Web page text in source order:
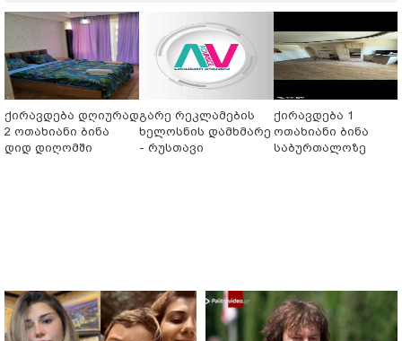
ქირავდება დღიურად
2 ოთახიანი ბინა
დიდ დიღომში
გარე რეკლამების
ხელოსნის დამხმარე
- რუსთავი
ქირავდება 1
ოთახიანი ბინა
საბურთალოზე